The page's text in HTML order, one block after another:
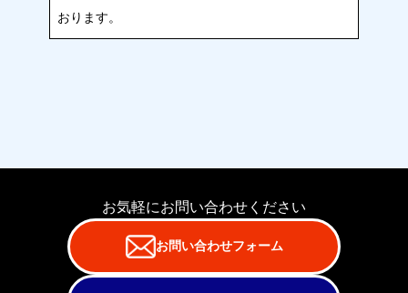
おります。
お気軽にお問い合わせください
お問い合わせフォーム